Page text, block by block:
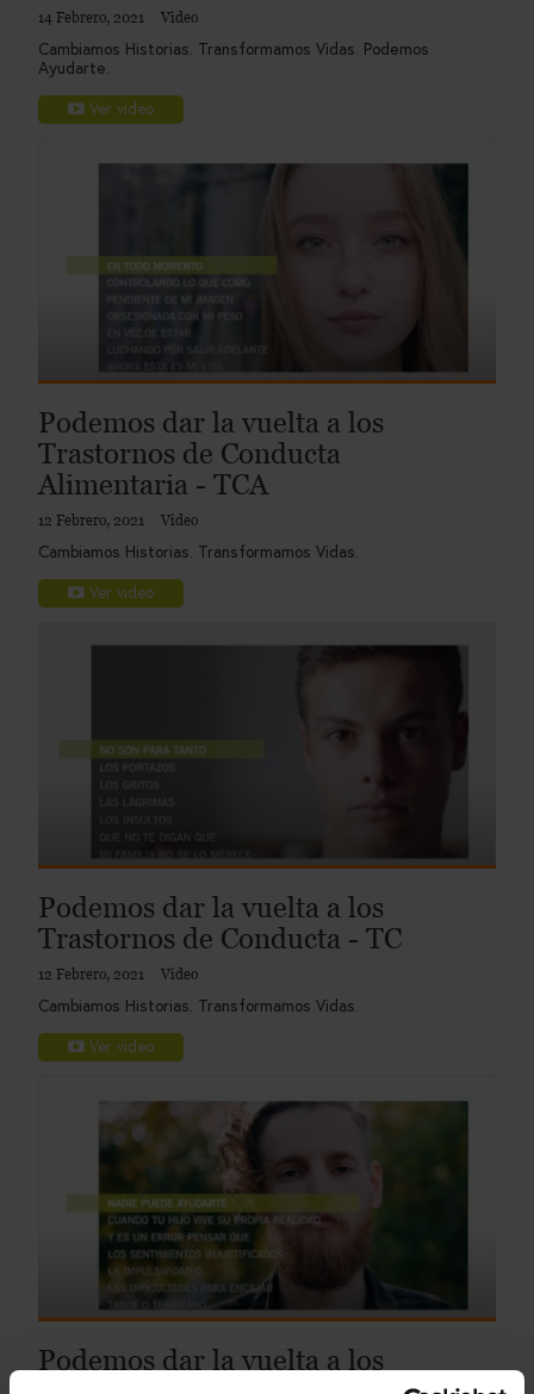
14 Febrero, 2021 Video
Cambiamos Historias. Transformamos Vidas. Podemos
Ayudarte.
Ver video
Podemos dar la vuelta a los
Trastornos de Conducta
Alimentaria - TCA
12 Febrero, 2021 Video
Cambiamos Historias. Transformamos Vidas.
Ver video
Podemos dar la vuelta a los
Trastornos de Conducta - TC
12 Febrero, 2021 Video
Cambiamos Historias. Transformamos Vidas.
Ver video
Podemos dar la vuelta a los